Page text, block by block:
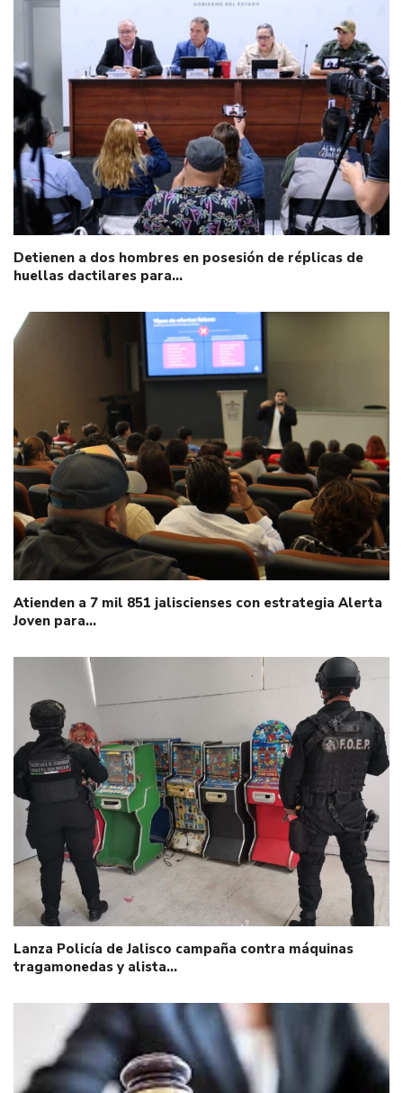
Detienen a dos hombres en posesión de réplicas de
huellas dactilares para…
Atienden a 7 mil 851 jaliscienses con estrategia Alerta
Joven para…
Lanza Policía de Jalisco campaña contra máquinas
tragamonedas y alista…